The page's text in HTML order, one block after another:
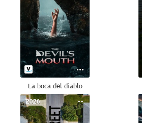
La boca del diablo
--
2026